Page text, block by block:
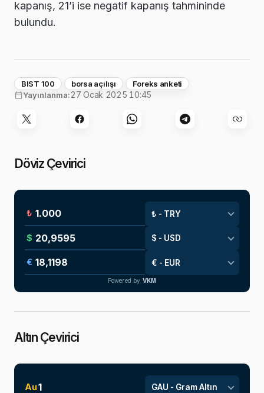
kapanış, 21’i ise negatif kapanış tahmininde
bulundu.
BIST 100 borsa açılışı
Foreks anketi
Yayınlanma:27 Ocak 2025 10:45
Döviz Çevirici
₺
$
€
Powered by VKM
Altın Çevirici
Au